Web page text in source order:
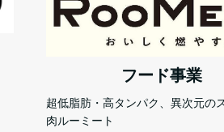
フード事業
超低脂肪・高タンパク、異次元の
肉ルーミート